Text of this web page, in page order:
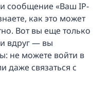
сообщение «Ваш IP-
как это может
Вот вы еще только
вдруг — вы
не можете войти в
даже связаться с